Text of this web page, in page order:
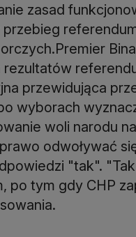
zasad
przewidująca
wyborach
woli narodu
odwoływać
"tak".
po tym gdy CHP